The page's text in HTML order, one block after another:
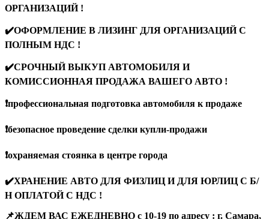
ОРГАНИЗАЦИЙ !
✔️ОФОРМЛЕНИЕ В ЛИЗИНГ ДЛЯ ОРГАНИЗАЦИЙ С
ПОЛНЫМ НДС !
✔️СРОЧНЫЙ ВЫКУП АВТОМОБИЛЯ И
КОМИССИОННАЯ ПРОДАЖА ВАШЕГО АВТО !
❗️профессиональная подготовка автомобиля к продаже
❗️безопасное проведение сделки купли-продажи
❗️охраняемая стоянка в центре города
✔️ХРАНЕНИЕ АВТО ДЛЯ ФИЗЛИЦ И ДЛЯ ЮРЛИЦ С Б/
Н ОПЛАТОЙ С НДС !
📌ЖДЕМ ВАС ЕЖЕДНЕВНО с 10-19 по адресу : г. Самара,